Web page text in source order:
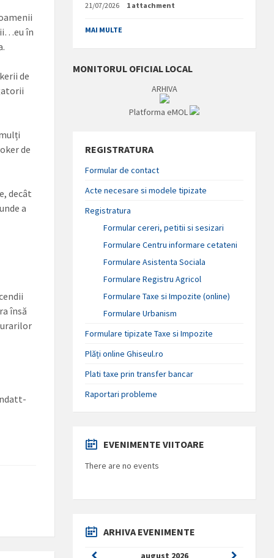
în
de
de
decât
a
însă
21/07/2026 1 attachment
MAI MULTE
MONITORUL OFICIAL LOCAL
ARHIVA
Platforma eMOL
REGISTRATURA
Formular de contact
Acte necesare si modele tipizate
Registratura
Formular cereri, petitii si sesizari
Formulare Centru informare cetateni
Formulare Asistenta Sociala
Formulare Registru Agricol
Formulare Taxe si Impozite (online)
Formulare Urbanism
Formulare tipizate Taxe si Impozite
Plăți online Ghiseul.ro
Plati taxe prin transfer bancar
Raportari probleme
EVENIMENTE VIITOARE
There are no events
ARHIVA EVENIMENTE
august 2026
Previous
Next